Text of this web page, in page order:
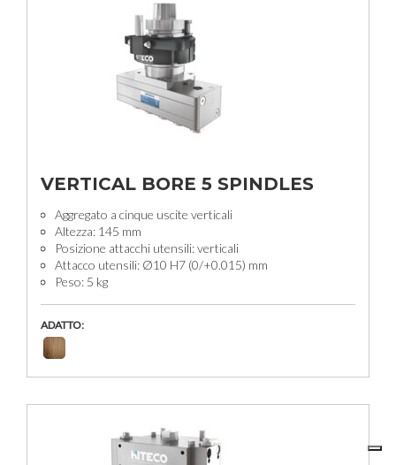
VERTICAL BORE 5 SPINDLES
Aggregato a cinque uscite verticali
Altezza: 145 mm
Posizione attacchi utensili: verticali
Attacco utensili: Ø10 H7 (0/+0.015) mm
Peso: 5 kg
ADATTO: